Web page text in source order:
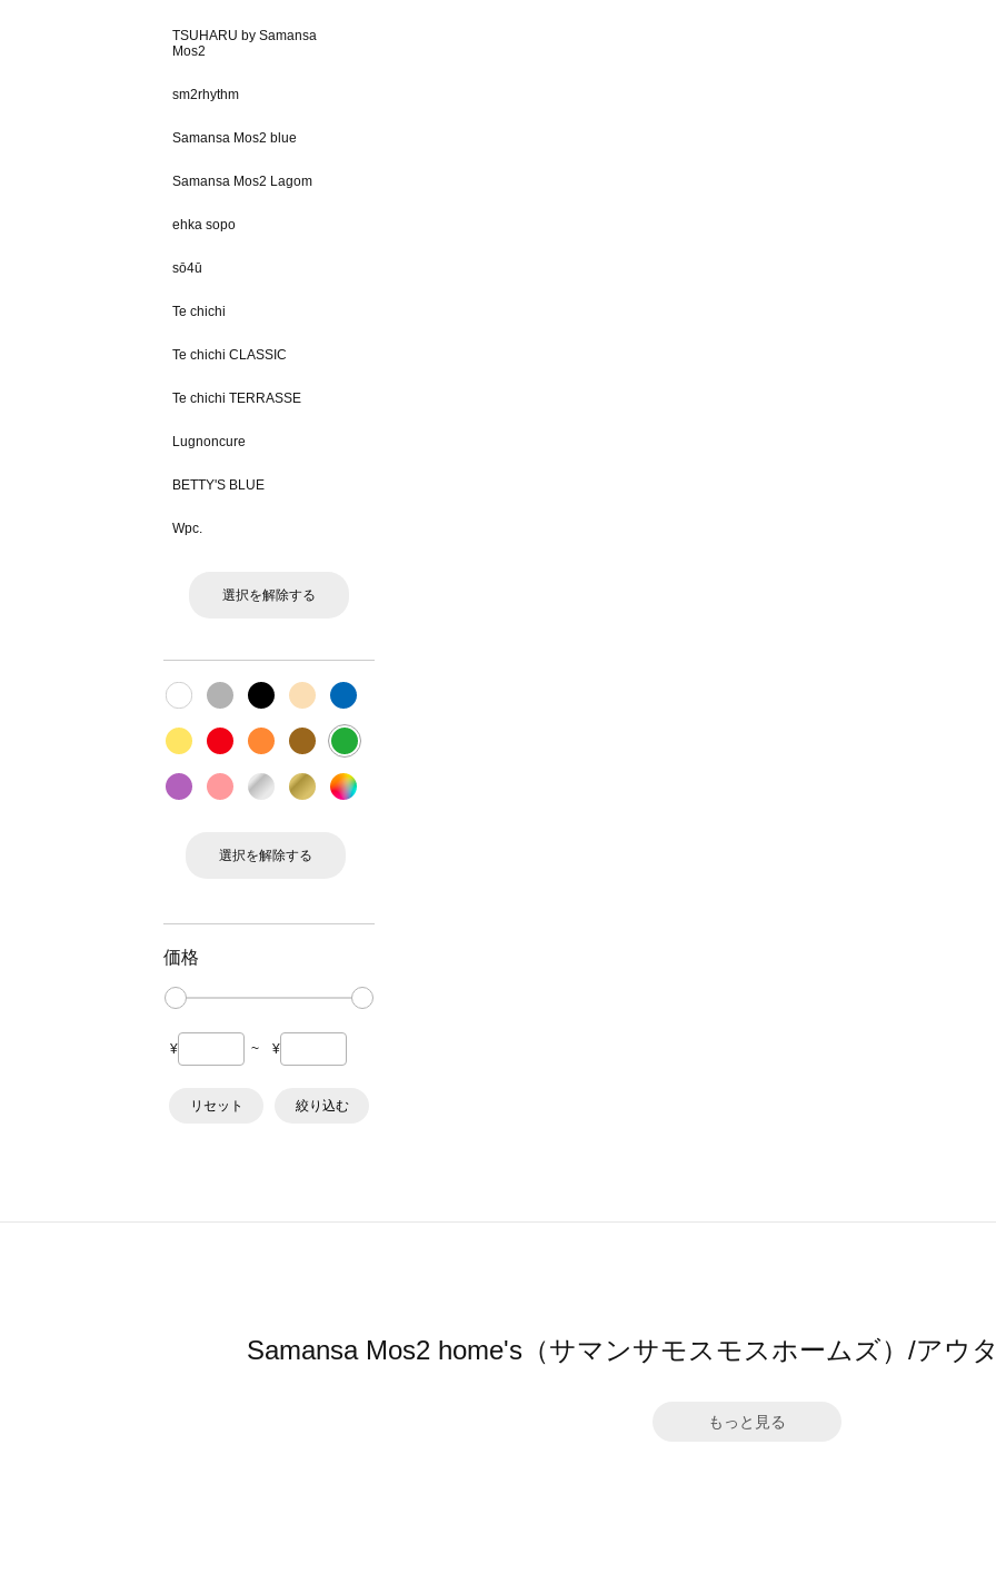
TSUHARU by Samansa
Mos2
sm2rhythm
Samansa Mos2 blue
Samansa Mos2 Lagom
ehka sopo
sō4ū
Te chichi
Te chichi CLASSIC
Te chichi TERRASSE
Lugnoncure
BETTY'S BLUE
Wpc.
選択を解除する
選択を解除する
価格
¥ ~ ¥
リセット 絞り込む
Samansa Mos2 home's（サマンサモスモスホームズ）/アウ
もっと見る